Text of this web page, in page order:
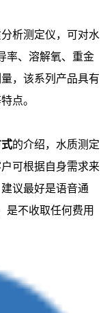
析测定仪，可对水
率、溶解氧、重金
，该系列产品具有
点。
的介绍，水质测定
可根据自身需求来
议最好是语音通
是不收取任何费用